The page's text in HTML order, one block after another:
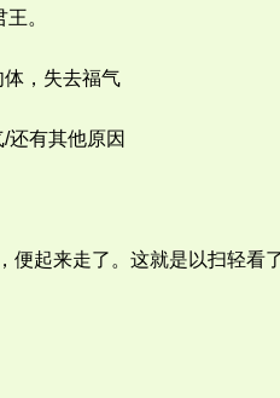
。
，失去福气
有其他原因
起来走了。这就是以扫轻看